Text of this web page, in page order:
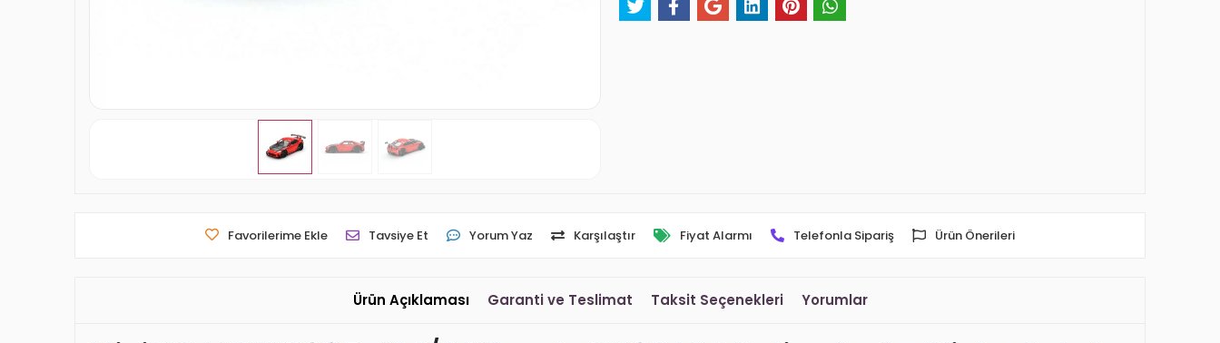
Favorilerime Ekle Tavsiye Et Yorum Yaz Karşılaştır Fiyat Alarmı Telefonla Sipariş Ürün Önerileri
Ürün Açıklaması Garanti ve Teslimat Taksit Seçenekleri Yorumlar